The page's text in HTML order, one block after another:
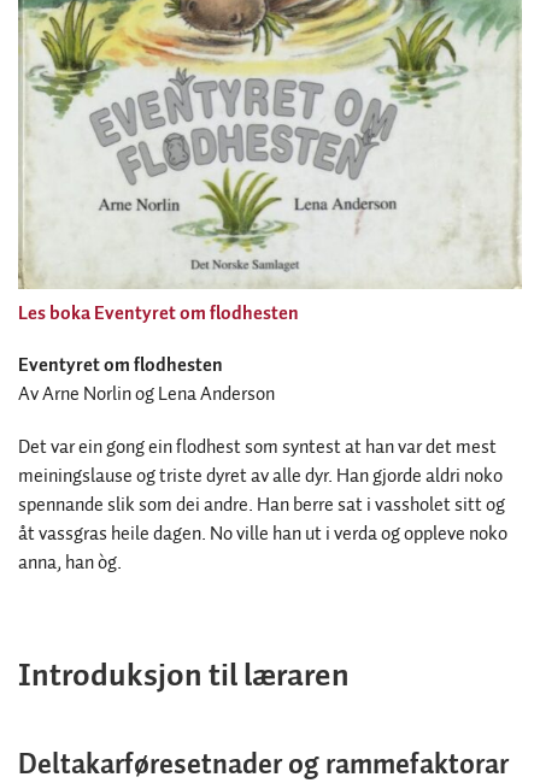
Les boka Eventyret om flodhesten
Eventyret om flodhesten
Av Arne Norlin og Lena Anderson
Det var ein gong ein flodhest som syntest at han var det mest
meiningslause og triste dyret av alle dyr. Han gjorde aldri noko
spennande slik som dei andre. Han berre sat i vassholet sitt og
åt vassgras heile dagen. No ville han ut i verda og oppleve noko
anna, han òg.
Introduksjon til læraren
Deltakarføresetnader og rammefaktorar